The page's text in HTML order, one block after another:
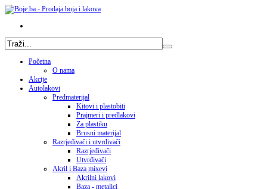
Početna
O nama
Akcije
Autolakovi
Predmaterijal
Kitovi i plastobiti
Prajmeri i predlakovi
Za plastiku
Brusni materijal
Razrjeđivači i utvrđivači
Razrjeđivači
Utvrđivači
Akril i Baza mixevi
Akrilni lakovi
Baza - metalici